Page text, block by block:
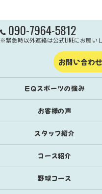
090-7964-5812
※緊急時以外連絡は公式LINEにお願い
お問い合わ
EQスポーツの強み
お客様の声
スタッフ紹介
コース紹介
野球コース